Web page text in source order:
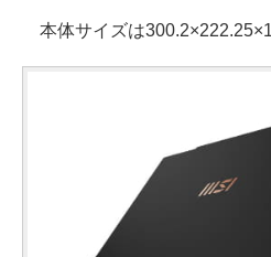
本体サイズは